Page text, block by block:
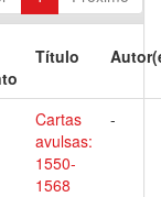
Título
Cartas
avulsas:
1550-
1568
-